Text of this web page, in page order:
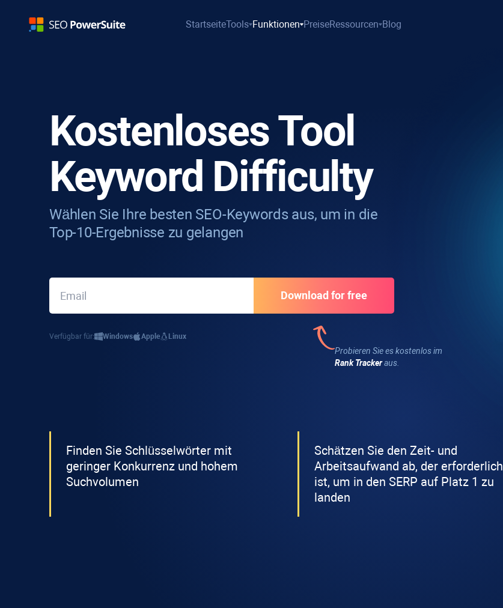
StartseiteTools Funktionen PreiseRessourcen Blog
Kostenloses Tool
Keyword Difficulty
Wählen Sie Ihre besten SEO-Keywords aus, um in die
Top-10-Ergebnisse zu gelangen
Probieren Sie es kostenlos im
Rank Trackeraus.
Verfügbar für: Windows Apple Linux
Finden Sie Schlüsselwörter mit
geringer Konkurrenz und hohem
Suchvolumen
Schätzen Sie den Zeit- und
Arbeitsaufwand ab, der erforderlich
ist, um in den SERP auf Platz 1 zu
landen